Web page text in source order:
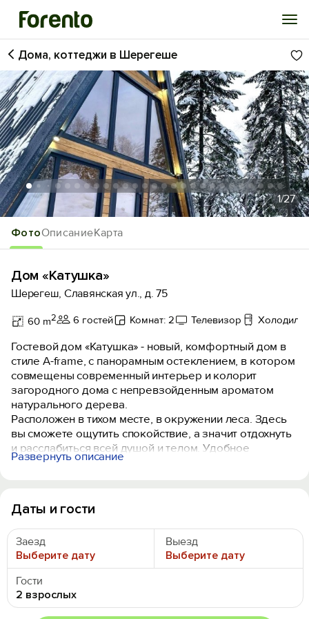
Войти
Избранное
История просмотра
Добавить свой объект
ФотоОписаниеКарта
Дома, коттеджи в Шерегеше
1/27
Дом «Катушка»
Шерегеш, Славянская ул., д. 75
60 m2 6 гостей Комнат: 2 Телевизор
Гостевой дом «Катушка» - новый, комфортный дом в
стиле A-frame, с панорамным остеклением, в котором
совмещены современный интерьер и колорит
загородного дома с непревзойденным ароматом
натурального дерева.
Расположен в тихом месте, в окружении леса. Здесь
вы сможете ощутить спокойствие, а значит отдохнуть
и расслабиться всей душой и телом. Удобное
расположение, до сектора А и Б всего 7 минут на
1 этаж: современная кухня, обеденная зона,
гостиная с раскладывающимся диваном, санузел,
спальня с двуспальной кроватью.
2 этаж: комната открытого типа с потрясающим
панорамным видом (второй свет) и двуспальной
кроватью.
В доме предусмотрено все необходимое для
Развернуть описание
Даты и гости
Заезд
Выберите дату
Выезд
Выберите дату
Гости
2 взрослых